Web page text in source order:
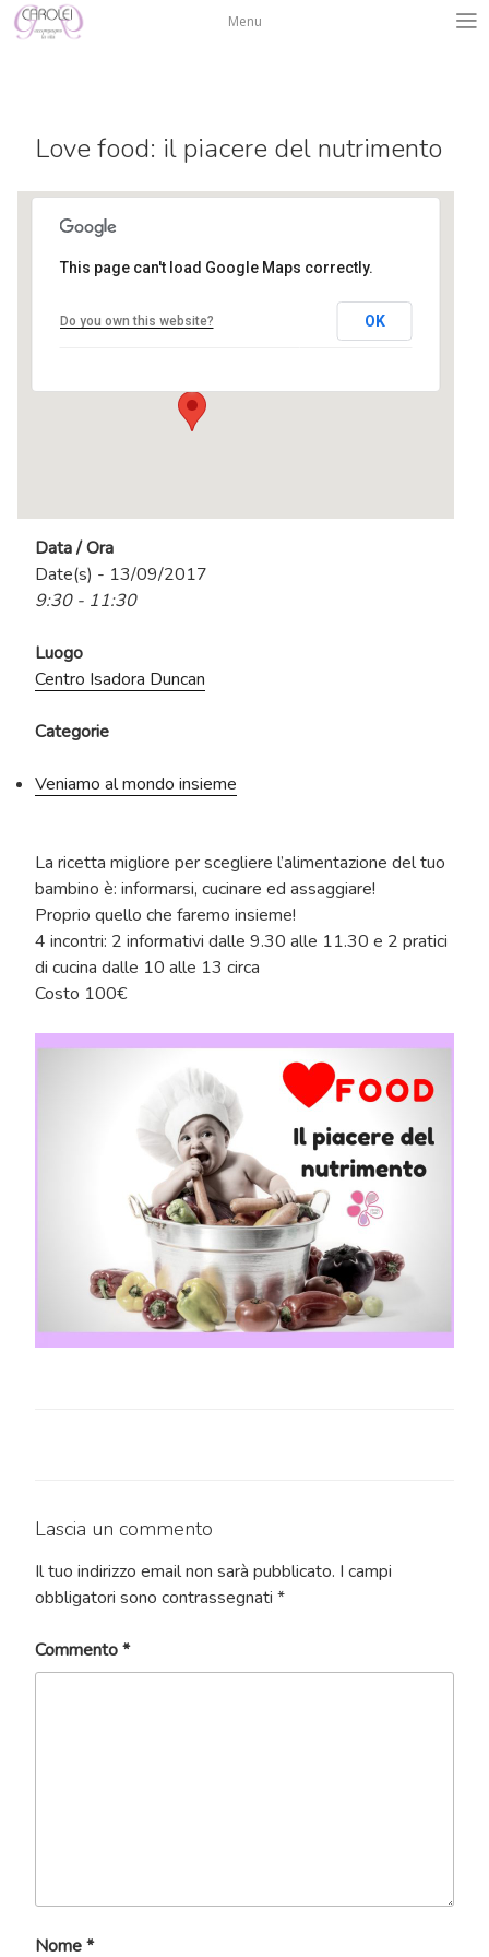
Salta
Menu
Love food: il piacere del nutrimento
Centro Isadora Duncan
This page can't load Google Maps correctly.
Do you own this website? OK
Data / Ora
Date(s) - 13/09/2017
9:30 - 11:30
Luogo
Centro Isadora Duncan
Categorie
Veniamo al mondo insieme
La ricetta migliore per scegliere l’alimentazione del tuo
bambino è: informarsi, cucinare ed assaggiare!
Proprio quello che faremo insieme!
4 incontri: 2 informativi dalle 9.30 alle 11.30 e 2 pratici
di cucina dalle 10 alle 13 circa
Costo 100€
Lascia un commento
Il tuo indirizzo email non sarà pubblicato. I campi
obbligatori sono contrassegnati *
Commento*
Nome*